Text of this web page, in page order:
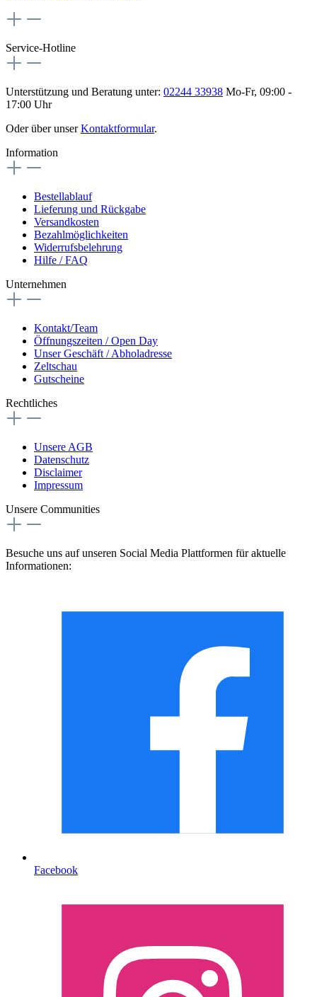
Service-Hotline
Unterstützung und Beratung unter: 02244 33938 Mo-Fr, 09:00 -
17:00 Uhr
Oder über unserKontaktformular.
Information
Bestellablauf
Lieferung und Rückgabe
Versandkosten
Bezahlmöglichkeiten
Widerrufsbelehrung
Hilfe / FAQ
Unternehmen
Kontakt/Team
Öffnungszeiten / Open Day
Unser Geschäft / Abholadresse
Zeltschau
Gutscheine
Rechtliches
Unsere AGB
Datenschutz
Disclaimer
Impressum
Unsere Communities
Besuche uns auf unseren Social Media Plattformen für aktuelle
Informationen:
Facebook